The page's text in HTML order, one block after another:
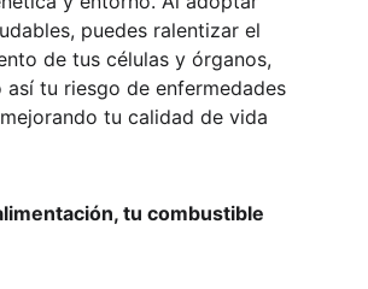
puedes ralentizar el
de tus células y órganos,
así tu riesgo de enfermedades
tu calidad de vida
tu combustible